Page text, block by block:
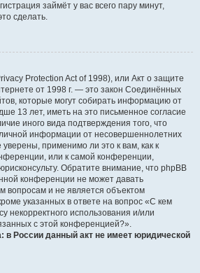
займёт у вас всего пару минут,
сделать.
Protection Act of 1998), или Акт о защите
от 1998 г. — это закон Соединённых
которые могут собирать информацию от
13 лет, иметь на это письменное согласие
иного вида подтверждения того, что
информации от несовершеннолетних
применимо ли это к вам, как к
или к самой конференции,
Обратите внимание, что phpBB
конференции не может давать
вопросам и не является объектом
указанных в ответе на вопрос «С кем
некорректного использования и/или
с этой конференцией?».
в России данный акт не имеет юридической